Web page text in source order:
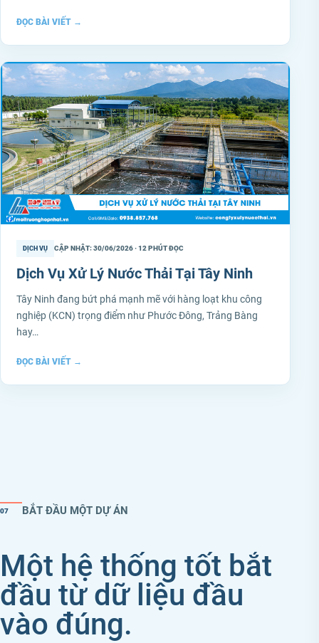
ĐỌC BÀI VIẾT →
DỊCH VỤ CẬP NHẬT: 30/06/2026 · 12 PHÚT ĐỌC
Dịch Vụ Xử Lý Nước Thải Tại Tây Ninh
Tây Ninh đang bứt phá mạnh mẽ với hàng loạt khu công
nghiệp (KCN) trọng điểm như Phước Đông, Trảng Bàng
hay…
ĐỌC BÀI VIẾT →
07 BẮT ĐẦU MỘT DỰ ÁN
Một hệ thống tốt bắt
đầu từ dữ liệu đầu
vào đúng.